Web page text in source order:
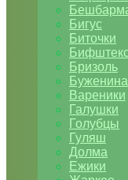
Бигус
Биточки
Бризоль
Буженина
Вареники
Галушки
Голубцы
Гуляш
Долма
Ежики